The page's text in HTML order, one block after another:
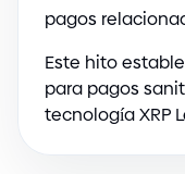
pagos
Este hito
para pagos
tecnología XRP